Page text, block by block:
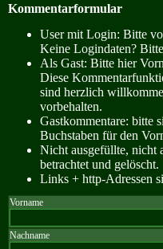
Kommentarformular
User mit Login: Bitte
Keine Logindaten?
Als Gast: Bitte hier
Diese
sind herzlich
vorbehalten.
Gastkommentare: bitte
Buchstaben für den
Nicht ausgefüllte, nicht
betrachtet und gelöscht.
Links + http-Adressen
Vorname
Nachname